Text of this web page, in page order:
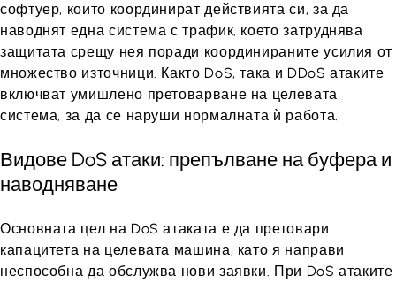
софтуер, които координират действията си, за да
наводнят една система с трафик, което затруднява
защитата срещу нея поради координираните усилия от
множество източници. Както DoS, така и DDoS атаките
включват умишлено претоварване на целевата
система, за да се наруши нормалната ѝ работа.
Видове DoS атаки: препълване на буфера и
наводняване
Основната цел на DoS атаката е да претовари
капацитета на целевата машина, като я направи
неспособна да обслужва нови заявки. При DoS атаките